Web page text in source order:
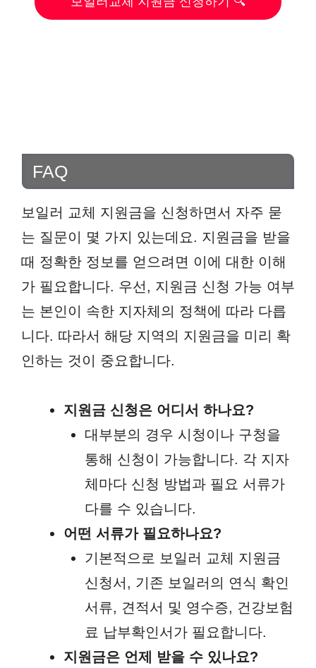
FAQ
보일러 교체 지원금을 신청하면서 자주 묻
는 질문이 몇 가지 있는데요. 지원금을 받을
때 정확한 정보를 얻으려면 이에 대한 이해
가 필요합니다. 우선, 지원금 신청 가능 여부
는 본인이 속한 지자체의 정책에 따라 다릅
니다. 따라서 해당 지역의 지원금을 미리 확
인하는 것이 중요합니다.
지원금 신청은 어디서 하나요?
대부분의 경우 시청이나 구청을
통해 신청이 가능합니다. 각 지자
체마다 신청 방법과 필요 서류가
다를 수 있습니다.
어떤 서류가 필요하나요?
기본적으로 보일러 교체 지원금
신청서, 기존 보일러의 연식 확인
서류, 견적서 및 영수증, 건강보험
료 납부확인서가 필요합니다.
지원금은 언제 받을 수 있나요?